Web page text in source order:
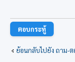
ตอบกระทู้
ย้อนกลับไปยัง ถาม-ต